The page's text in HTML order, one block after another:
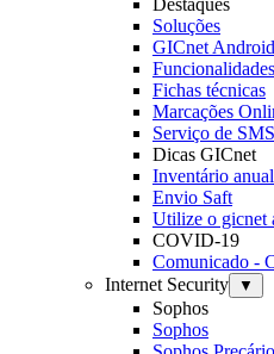
Soluções
GICnet Android
Fichas técnicas
Marcações
Serviço de SMS
Dicas GICnet
Inventário
Envio Saft
Utilize o gicnet
COVID-19
Comunicado -
Internet Security
▼
Sophos
Sophos